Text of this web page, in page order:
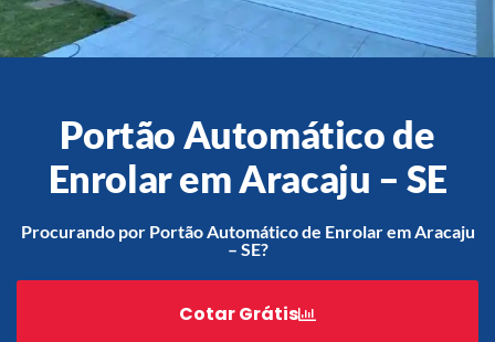
Acessórios
Portão de Garagem de
Enrolar em Teresópolis – RJ
Portão de Garagem de
Enrolar em São Pedro da
Aldeia – RJ
Portão Automático de
Enrolar em Aracaju – SE
Procurando por Portão Automático de Enrolar em Aracaju
– SE?
Cotar Grátis